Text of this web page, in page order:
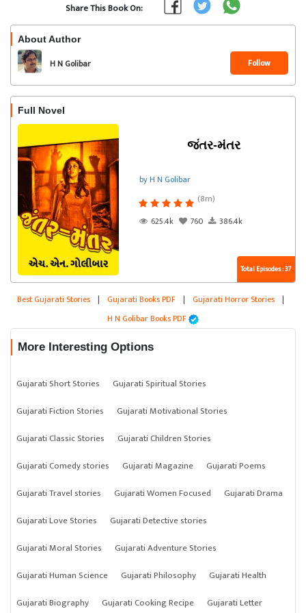
Share This Book On:
About Author
H N Golibar Follow
Full Novel
જંતર-મંતર
by H N Golibar
(8m)
625.4k
760 386.4k
Total Episodes : 37
Best Gujarati Stories | Gujarati Books PDF | Gujarati Horror Stories |
H N Golibar Books PDF
More Interesting Options
Gujarati Short Stories
Gujarati Spiritual Stories
Gujarati Fiction Stories
Gujarati Motivational Stories
Gujarati Classic Stories
Gujarati Children Stories
Gujarati Comedy stories
Gujarati Magazine
Gujarati Poems
Gujarati Travel stories
Gujarati Women Focused
Gujarati Drama
Gujarati Love Stories
Gujarati Detective stories
Gujarati Moral Stories
Gujarati Adventure Stories
Gujarati Human Science
Gujarati Philosophy
Gujarati Health
Gujarati Biography
Gujarati Cooking Recipe Gujarati Letter